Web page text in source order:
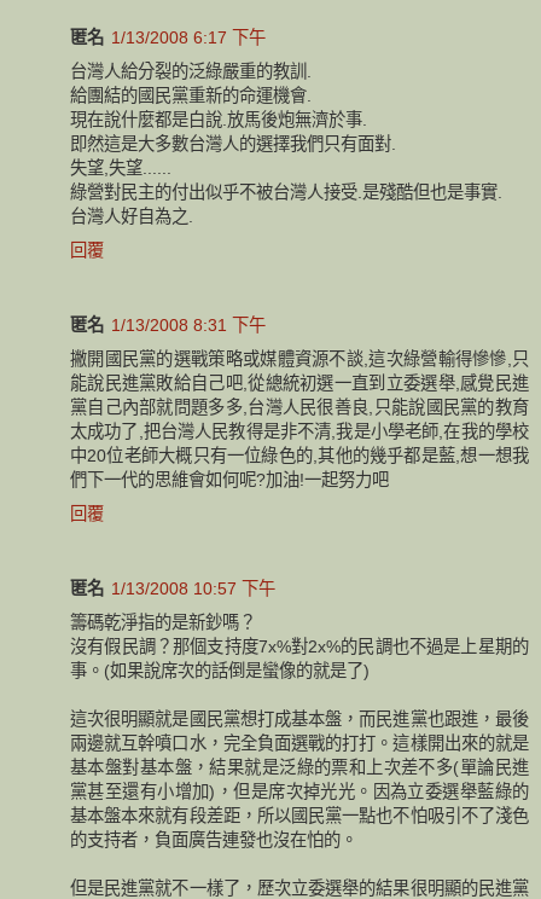
匿名 1/13/2008 6:17 下午
台灣人給分裂的泛綠嚴重的教訓.
給團結的國民黨重新的命運機會.
現在說什麼都是白說.放馬後炮無濟於事.
即然這是大多數台灣人的選擇我們只有面對.
失望,失望......
綠營對民主的付出似乎不被台灣人接受.是殘酷但也是事實.
台灣人好自為之.
回覆
匿名 1/13/2008 8:31 下午
撇開國民黨的選戰策略或媒體資源不談,這次綠營輸得慘慘,只
能說民進黨敗給自己吧,從總統初選一直到立委選舉,感覺民進
黨自己內部就問題多多,台灣人民很善良,只能說國民黨的教育
太成功了,把台灣人民教得是非不清,我是小學老師,在我的學校
中20位老師大概只有一位綠色的,其他的幾乎都是藍,想一想我
們下一代的思維會如何呢?加油!一起努力吧
回覆
匿名 1/13/2008 10:57 下午
籌碼乾淨指的是新鈔嗎？
沒有假民調？那個支持度7x%對2x%的民調也不過是上星期的
事。(如果說席次的話倒是蠻像的就是了)
這次很明顯就是國民黨想打成基本盤，而民進黨也跟進，最後
兩邊就互幹噴口水，完全負面選戰的打打。這樣開出來的就是
基本盤對基本盤，結果就是泛綠的票和上次差不多(單論民進
黨甚至還有小增加)，但是席次掉光光。因為立委選舉藍綠的
基本盤本來就有段差距，所以國民黨一點也不怕吸引不了淺色
的支持者，負面廣告連發也沒在怕的。
但是民進黨就不一樣了，歷次立委選舉的結果很明顯的民進黨